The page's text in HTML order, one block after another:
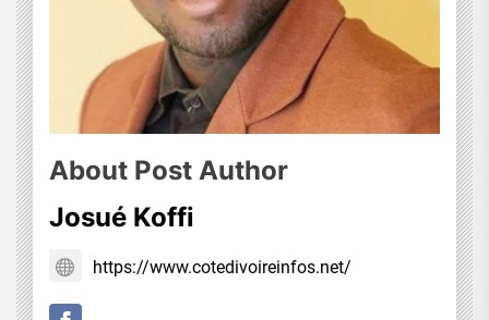
About Post Author
Josué Koffi
https://www.cotedivoireinfos.net/